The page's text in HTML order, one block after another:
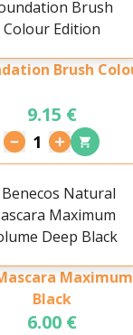
Brush
9.15 €
1
Black
6.00 €